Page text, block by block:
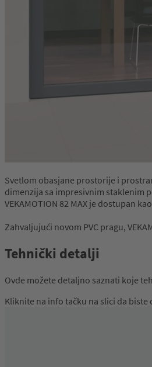
Svetlom obasjane prostorije i
dimenzija sa impresivnim staklenim
VEKAMOTION 82 MAX je dostupan
Zahvaljujući novom PVC pragu,
Tehnički detalji
Ovde možete detaljno saznati koje
Kliknite na info tačku na slici da